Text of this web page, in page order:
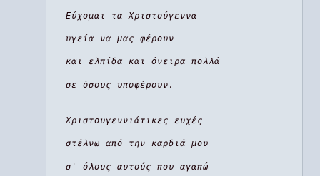
Εύχομαι τα Χριστούγεννα
υγεία να μας φέρουν
και ελπίδα και όνειρα πολλά
σε όσους υποφέρουν.
Χριστουγεννιάτικες ευχές
στέλνω από την καρδιά μου
σ' όλους αυτούς που αγαπώ